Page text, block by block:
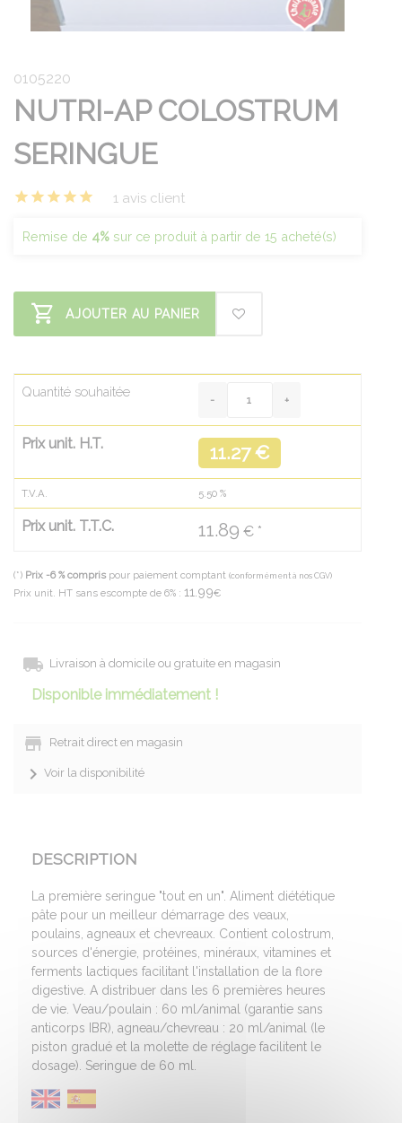
0105220
NUTRI-AP COLOSTRUM
SERINGUE
1 avis client
Remise de 4% sur ce produit à partir de 15 acheté(s)
AJOUTER AU PANIER
Quantité souhaitée
Prix unit. H.T. 11.27 €
T.V.A. 5.50 %
Prix unit. T.T.C. 11.89 € *
(*) Prix -6 % compris pour paiement comptant (conformément à nos CGV)
Prix unit. HT sans escompte de 6% : 11.99€
Livraison à domicile ou gratuite en magasin
Disponible immédiatement !
Retrait direct en magasin
Voir la disponibilité
DESCRIPTION
La première seringue "tout en un". Aliment diététique
pâte pour un meilleur démarrage des veaux,
poulains, agneaux et chevreaux. Contient colostrum,
sources d'énergie, protéines, minéraux, vitamines et
ferments lactiques facilitant l'installation de la flore
digestive. A distribuer dans les 6 premières heures
de vie. Veau/poulain : 60 ml/animal (garantie sans
anticorps IBR), agneau/chevreau : 20 ml/animal (le
piston gradué et la molette de réglage facilitent le
dosage). Seringue de 60 ml.